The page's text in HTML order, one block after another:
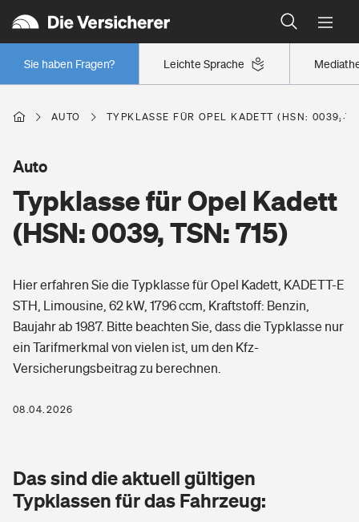
Leichte Sprache
Sie haben Fragen?
Wer versichert was: Jetzt Versicherer finden
Regionalklassen: So ist Ihre Region eingestuft
Wer versichert was: Jetzt Versicherer finden
Berufsunfähigkeitsversicherung
Erwerbsunfähigkeitsversicherung
Grundfähigkeitsversicherung
Arbeitsrechtsschutz
Berufshaftpflichtversicherung
Zur Übersicht
Tools
Wohnen
Glasversicherung
Freizeit
Pri­vate Haft­pflicht­
Kinderunfall­ver­si­che­rung
Gesundheit
Private Krankenversicherung
Dread-Disease-Versicherung
AUTO TYPKLASSE FÜR OPEL KADETT (HSN: 0039,
Typklasse für Opel Kadett
(HSN: 0039, TSN: 715)
Auto
Hier erfahren Sie die Typklasse für Opel Kadett, KADETT-E
STH, Limousine, 62 kW, 1796 ccm, Kraftstoff: Benzin,
Baujahr ab 1987. Bitte beachten Sie, dass die Typklasse nur
ein Tarifmerkmal von vielen ist, um den Kfz-
Versicherungsbeitrag zu berechnen.
08.04.2026
Das sind die aktuell gültigen
Typklassen für das Fahrzeug: